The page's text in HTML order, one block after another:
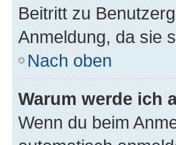
Beitritt zu
Anmeldung, da sie
Nach oben
Warum werde ich
Wenn du beim